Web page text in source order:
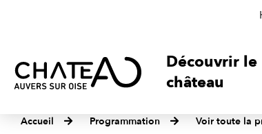
Découvrir le
château
Accueil Programmation Voir toute la